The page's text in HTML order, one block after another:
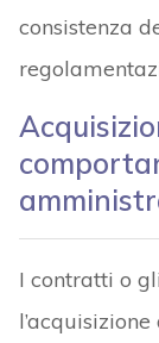
consistenza
I contratti o